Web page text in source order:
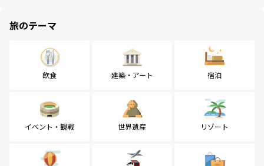
旅のテーマ
飲食 建築・アート 宿泊
イベント・観戦 世界遺産 リゾート